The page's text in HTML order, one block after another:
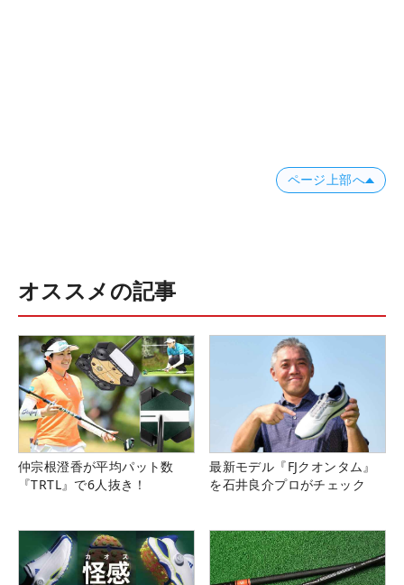
ページ上部へ
オススメの記事
仲宗根澄香が平均パット数
『TRTL』で6人抜き！
最新モデル『FJクオンタム』
を石井良介プロがチェック